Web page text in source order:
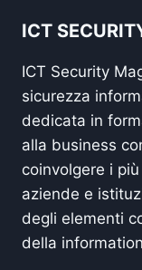
ICT
ICT Security
sicurezza
dedicata in
alla business
coinvolgere i
aziende e
degli elementi
della